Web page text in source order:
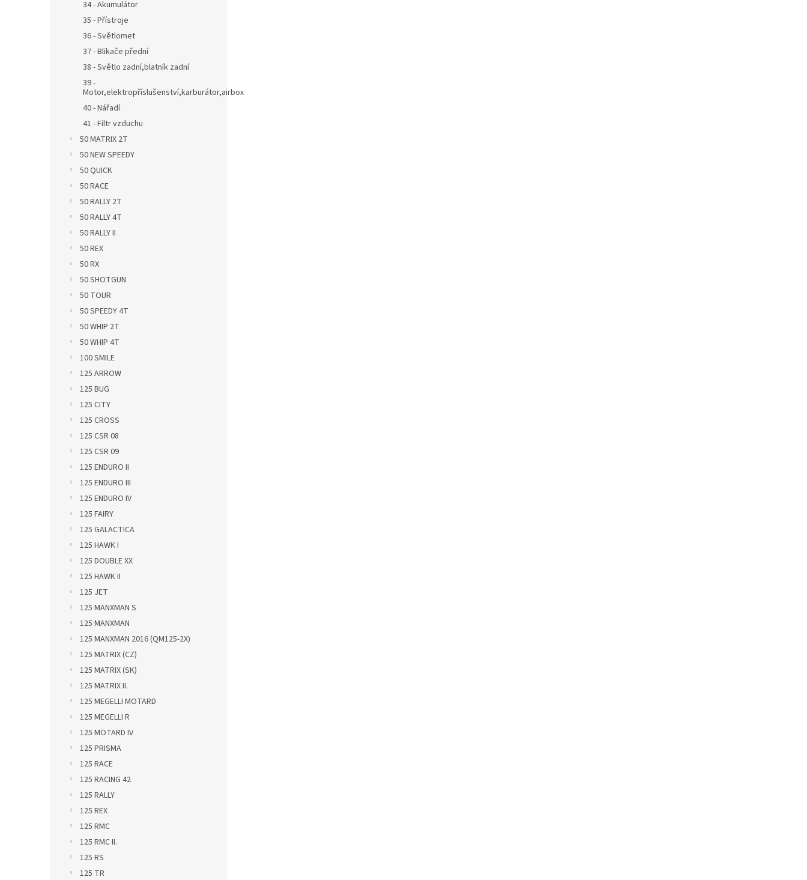
34 - Akumulátor
35 - Přístroje
36 - Světlomet
37 - Blikače přední
38 - Světlo zadní,blatník zadní
39 -
Motor,elektropříslušenství,karburátor,airbox
40 - Nářadí
41 - Filtr vzduchu
50 MATRIX 2T
50 NEW SPEEDY
50 QUICK
50 RACE
50 RALLY 2T
50 RALLY 4T
50 RALLY II
50 REX
50 RX
50 SHOTGUN
50 TOUR
50 SPEEDY 4T
50 WHIP 2T
50 WHIP 4T
100 SMILE
125 ARROW
125 BUG
125 CITY
125 CROSS
125 CSR 08
125 CSR 09
125 ENDURO II
125 ENDURO III
125 ENDURO IV
125 FAIRY
125 GALACTICA
125 HAWK I
125 DOUBLE XX
125 HAWK II
125 JET
125 MANXMAN S
125 MANXMAN
125 MANXMAN 2016 (QM125-2X)
125 MATRIX (CZ)
125 MATRIX (SK)
125 MATRIX II.
125 MEGELLI MOTARD
125 MEGELLI R
125 MOTARD IV
125 PRISMA
125 RACE
125 RACING 42
125 RALLY
125 REX
125 RMC
125 RMC II.
125 RS
125 TR